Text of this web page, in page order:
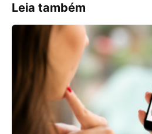
Leia também